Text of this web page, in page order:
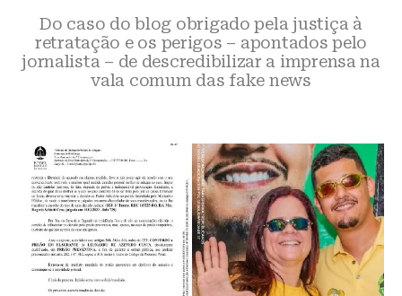
Do caso do blog obrigado pela justiça à
retratação e os perigos – apontados pelo
jornalista – de descredibilizar a imprensa na
vala comum das fake news